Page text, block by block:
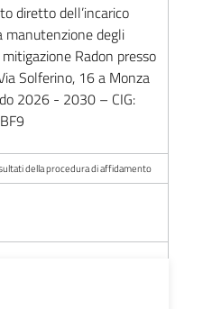
diretto dell’incarico
manutenzione degli
Radon presso
Solferino, 16 a Monza
2026 - 2030 – CIG:
della procedura di affidamento